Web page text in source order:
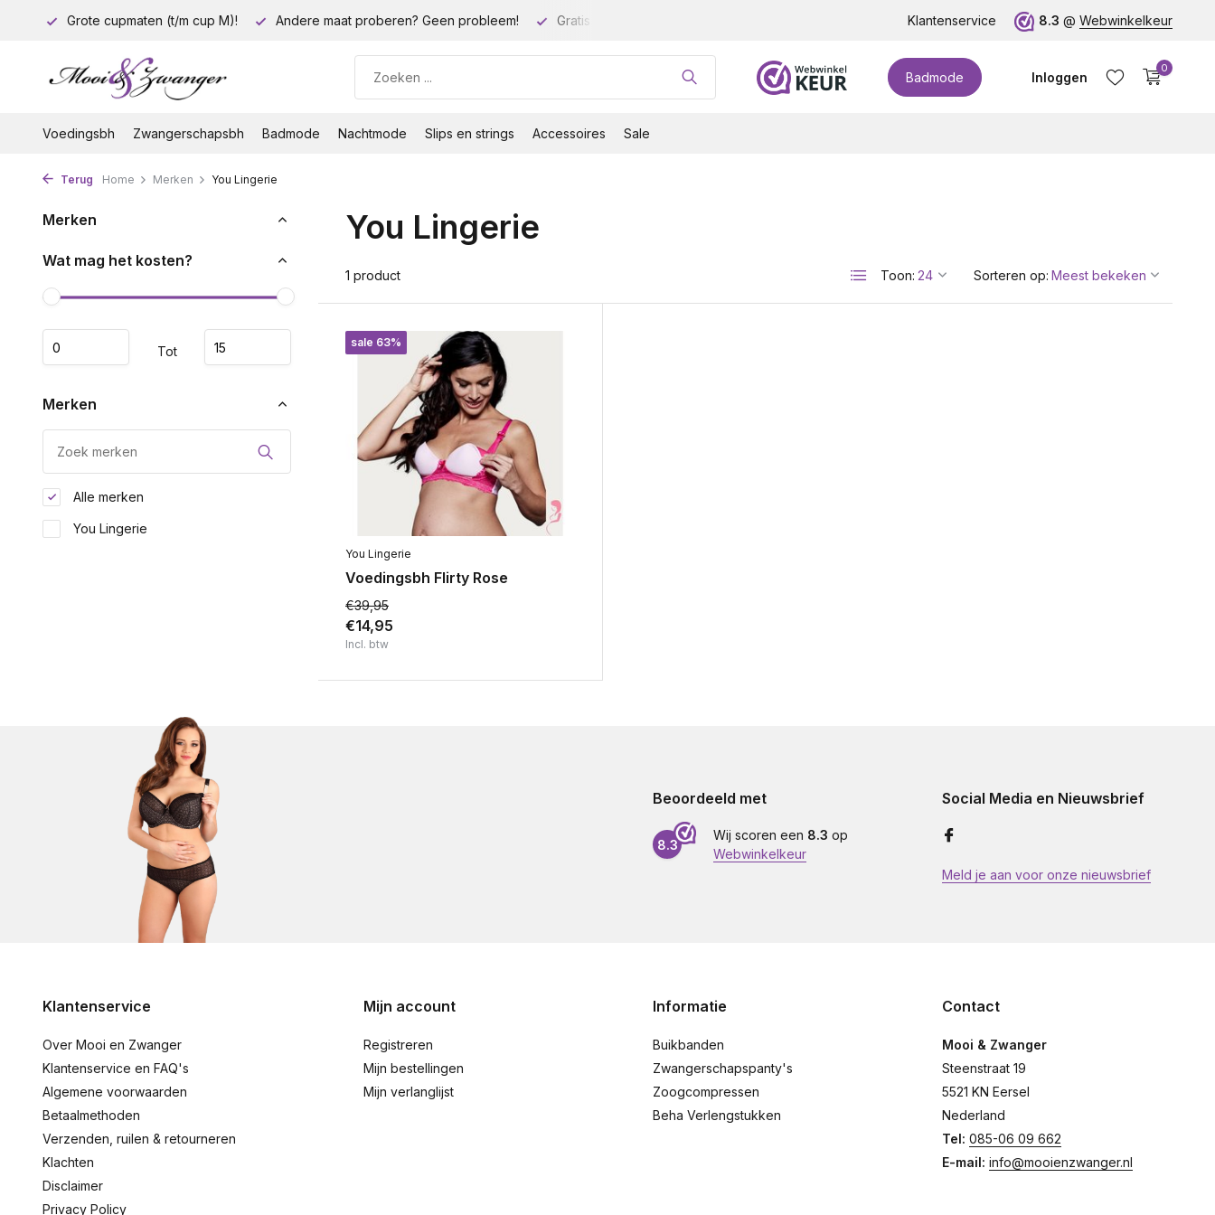
Grote cupmaten (t/m cup M)! Andere maat proberen? Geen probleem! Gratis verzending vanaf 35 euro! Grote cupmaten (t/m cup M)!
Klantenservice 8.3 @ Webwinkelkeur
Badmode Inloggen
0
Voedingsbh Zwangerschapsbh Badmode Nachtmode Slips en strings Accessoires Sale
Terug Home Merken You Lingerie
Merken
Wat mag het kosten?
Tot
Merken
Alle merken
You Lingerie
You Lingerie
1 product Toon: Sorteren op:
sale 63%
You Lingerie
Voedingsbh Flirty Rose
€39,95
€14,95
Incl. btw
Beoordeeld met
8.3
Wij scoren een 8.3 op
Webwinkelkeur
Social Media en Nieuwsbrief
Meld je aan voor onze nieuwsbrief
Klantenservice
Over Mooi en Zwanger
Klantenservice en FAQ's
Algemene voorwaarden
Betaalmethoden
Verzenden, ruilen & retourneren
Klachten
Disclaimer
Privacy Policy
Mijn account
Registreren
Mijn bestellingen
Mijn verlanglijst
Informatie
Buikbanden
Zwangerschapspanty's
Zoogcompressen
Beha Verlengstukken
Contact
Mooi & Zwanger
Steenstraat 19
5521 KN Eersel
Nederland
Tel: 085-06 09 662
E-mail: info@mooienzwanger.nl